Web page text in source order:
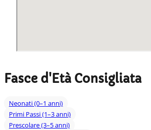
Fasce d'Età Consigliata
Neonati (0–1 anni)
Primi Passi (1–3 anni)
Prescolare (3–5 anni)